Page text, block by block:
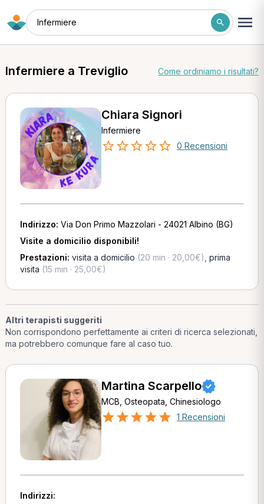
Infermiere
Infermiere a Treviglio Come ordiniamo i risultati?
Chiara Signori
Infermiere
0 Recensioni
Indirizzo: Via Don Primo Mazzolari - 24021 Albino (BG)
Visite a domicilio disponibili!
Prestazioni: visita a domicilio (20 min · 20,00€) prima
visita (15 min · 25,00€)
Altri terapisti suggeriti
Non corrispondono perfettamente ai criteri di ricerca selezionati,
ma potrebbero comunque fare al caso tuo.
Martina Scarpello
MCB, Osteopata, Chinesiologo
1 Recensioni
Indirizzi: